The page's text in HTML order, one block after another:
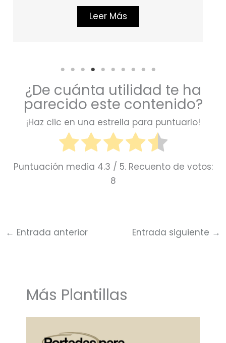
Leer Más
¿De cuánta utilidad te ha
parecido este contenido?
¡Haz clic en una estrella para puntuarlo!
Puntuación media 4.3 / 5. Recuento de votos:
8
← Entrada anterior Entrada siguiente →
Más Plantillas